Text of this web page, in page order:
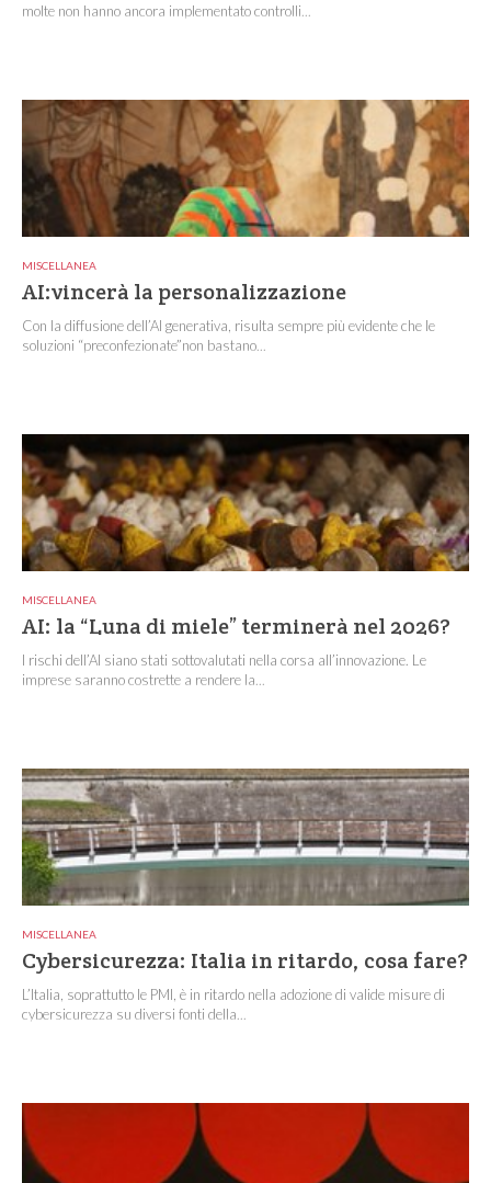
molte non hanno ancora implementato controlli...
MISCELLANEA
AI:vincerà la personalizzazione
Con la diffusione dell’AI generativa, risulta sempre più evidente che le
soluzioni “preconfezionate”non bastano...
MISCELLANEA
AI: la “Luna di miele” terminerà nel 2026?
I rischi dell’AI siano stati sottovalutati nella corsa all’innovazione. Le
imprese saranno costrette a rendere la...
MISCELLANEA
Cybersicurezza: Italia in ritardo, cosa fare?
L’Italia, soprattutto le PMI, è in ritardo nella adozione di valide misure di
cybersicurezza su diversi fonti della...